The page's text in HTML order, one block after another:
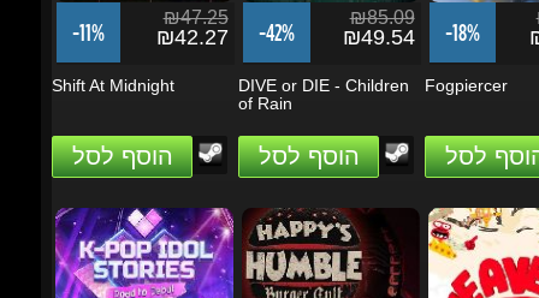
הוסף לסל הוסף לסל